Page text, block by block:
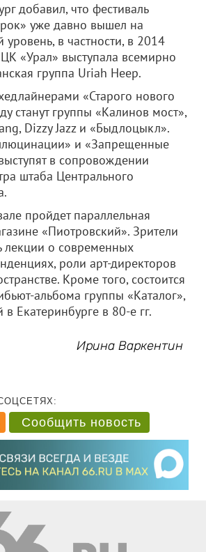
добавил, что фестиваль
уже давно вышел на
в частности, в 2014
«Урал» выступала всемирно
группа Uriah Heep.
«Старого нового
станут группы «Калинов мост»,
Dizzy Jazz и «Быдлоцыкл».
и «Запрещенные
в сопровождении
штаба Центрального
пройдет параллельная
«Пиотровский». Зрители
лекции о современных
роли арт-директоров
Кроме того, состоится
альбома группы «Каталог»,
Екатеринбурге в 80-е гг.
Ирина Варкентин
Сообщить новость